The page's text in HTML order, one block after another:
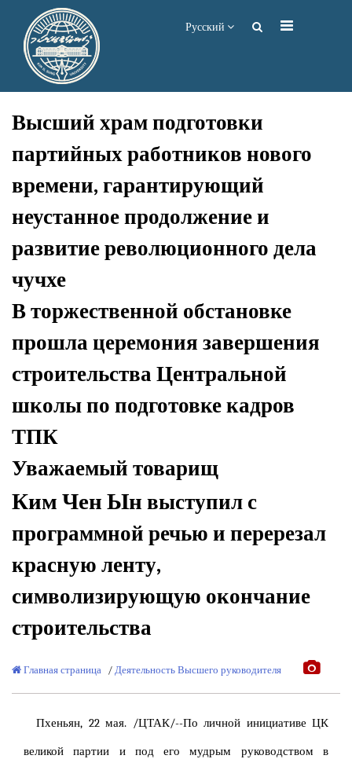
Русский
Высший храм подготовки
партийных работников нового
времени, гарантирующий
неустанное продолжение и
развитие революционного дела
чучхе
В торжественной обстановке
прошла церемония завершения
строительства Центральной
школы по подготовке кадров
ТПК
Уважаемый товарищ
Ким Чен Ын выступил с
программной речью и перерезал
красную ленту,
символизирующую окончание
строительства
Главная страница / Деятельность Высшего руководителя
Пхеньян, 22 мая. /ЦТАК/--По личной инициативе ЦК
великой партии и под его мудрым руководством в